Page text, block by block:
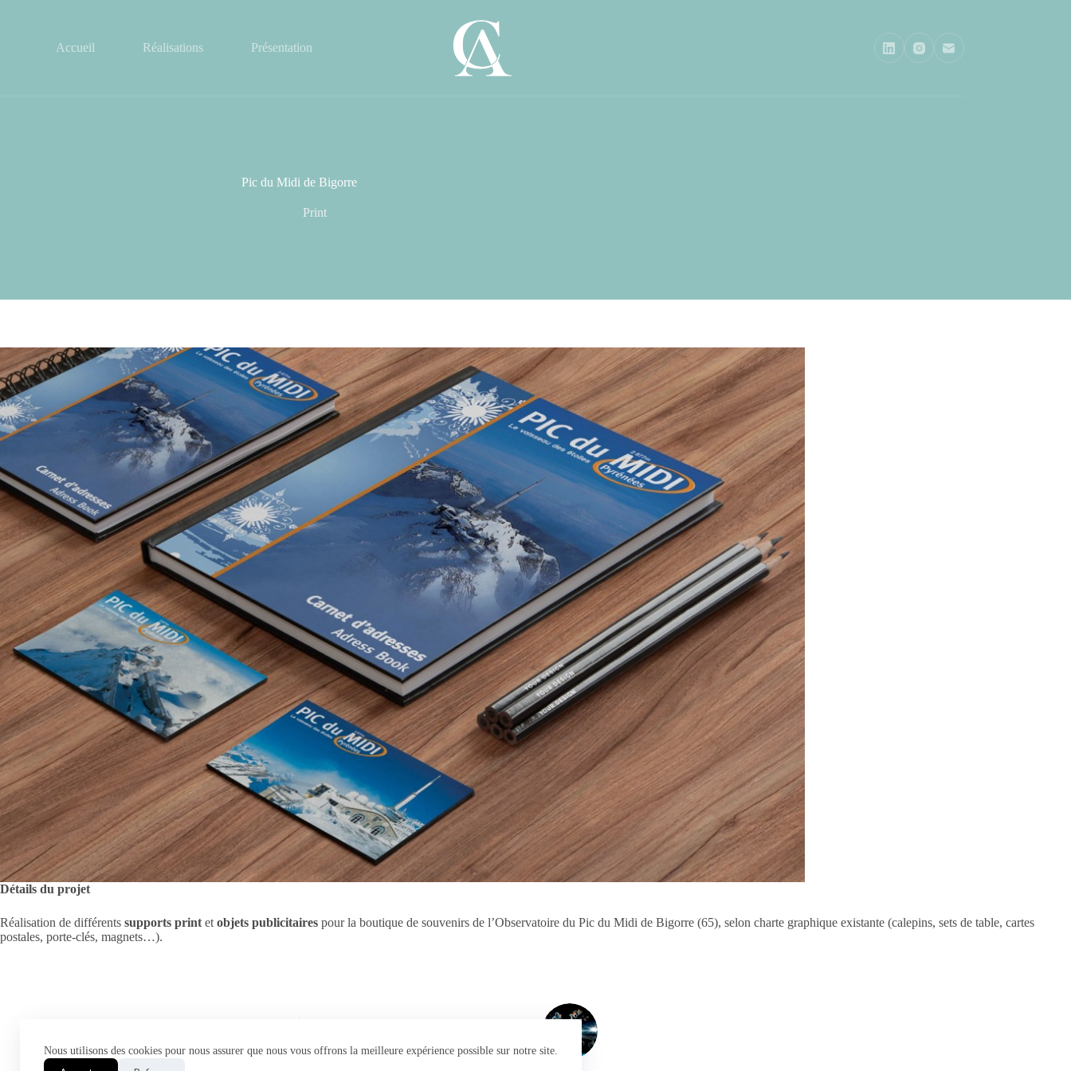
Nous utilisons des cookies pour nous assurer que nous vous offrons la meilleure expérience possible sur notre site.
Accueil Réalisations Présentation
Pic du Midi de Bigorre
Print
Détails du projet
Réalisation de différents supports print et objets publicitaires pour la boutique de souvenirs de l’Observatoire du Pic du Midi de Bigorre (65), selon charte graphique existante (calepins, sets de table, cartes
postales, porte-clés, magnets…).